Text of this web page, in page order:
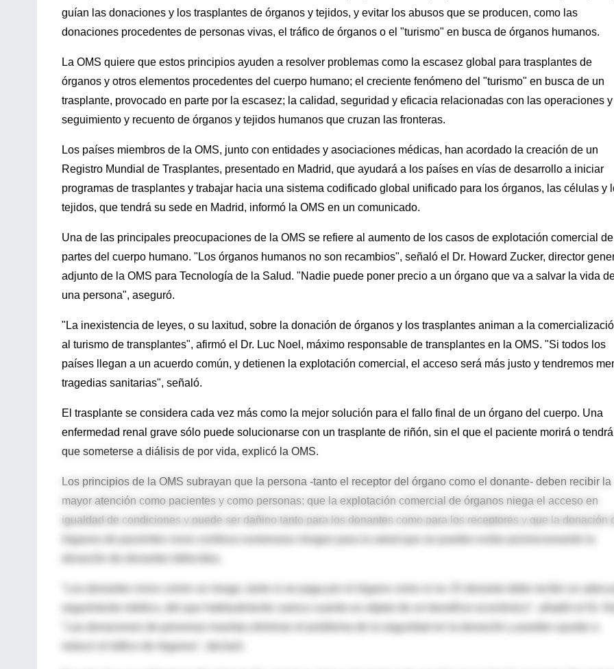
guían las donaciones y los trasplantes de órganos y tejidos, y evitar los abusos que se producen, como las
donaciones procedentes de personas vivas, el tráfico de órganos o el "turismo" en busca de órganos humanos.
La OMS quiere que estos principios ayuden a resolver problemas como la escasez global para trasplantes de
órganos y otros elementos procedentes del cuerpo humano; el creciente fenómeno del "turismo" en busca de un
trasplante, provocado en parte por la escasez; la calidad, seguridad y eficacia relacionadas con las operaciones y
seguimiento y recuento de órganos y tejidos humanos que cruzan las fronteras.
Los países miembros de la OMS, junto con entidades y asociaciones médicas, han acordado la creación de un
Registro Mundial de Trasplantes, presentado en Madrid, que ayudará a los países en vías de desarrollo a iniciar
programas de trasplantes y trabajar hacia una sistema codificado global unificado para los órganos, las células y
tejidos, que tendrá su sede en Madrid, informó la OMS en un comunicado.
Una de las principales preocupaciones de la OMS se refiere al aumento de los casos de explotación comercial de
partes del cuerpo humano. "Los órganos humanos no son recambios", señaló el Dr. Howard Zucker, director
adjunto de la OMS para Tecnología de la Salud. "Nadie puede poner precio a un órgano que va a salvar la vida
una persona", aseguró.
"La inexistencia de leyes, o su laxitud, sobre la donación de órganos y los trasplantes animan a la
al turismo de transplantes", afirmó el Dr. Luc Noel, máximo responsable de transplantes en la OMS. "Si todos los
países llegan a un acuerdo común, y detienen la explotación comercial, el acceso será más justo y tendremos
tragedias sanitarias", señaló.
El trasplante se considera cada vez más como la mejor solución para el fallo final de un órgano del cuerpo. Una
enfermedad renal grave sólo puede solucionarse con un trasplante de riñón, sin el que el paciente morirá o tendrá
que someterse a diálisis de por vida, explicó la OMS.
Los principios de la OMS subrayan que la persona -tanto el receptor del órgano como el donante- deben recibir la
mayor atención como pacientes y como personas; que la explotación comercial de órganos niega el acceso en
igualdad de condiciones y puede ser dañino tanto para los donantes como para los receptores y que la donación
órganos de pacientes vivos conlleva numerosos riesgos para la salud que se pueden evitar promocionando la
"Los donantes vivos corren un riesgo, tanto si se paga por el órgano como si no. El donante debe recibir un
seguimiento médico, del que habitualmente carece cuando es objeto de un beneficio económico", añadió el Dr.
"Las donaciones de personas muertas eliminan el problema de la seguridad en la donación y pueden ayudar a
reducir el tráfico de órganos", declaró.